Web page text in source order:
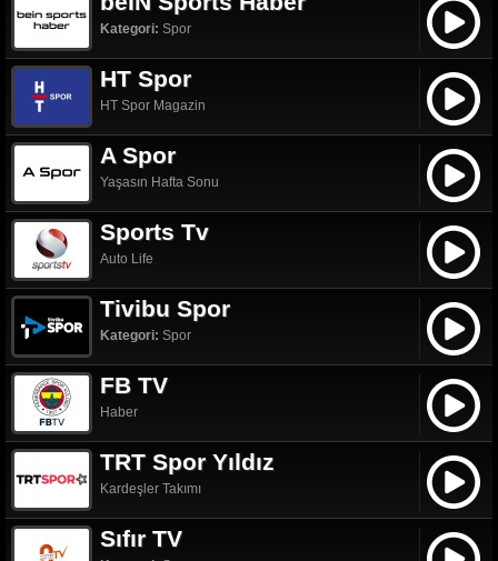
Kategori: Spor
HT Spor
HT Spor Magazin
A Spor
Yaşasın Hafta Sonu
Sports Tv
Auto Life
Tivibu Spor
Kategori: Spor
FB TV
Haber
TRT Spor Yıldız
Kardeşler Takımı
Sıfır TV